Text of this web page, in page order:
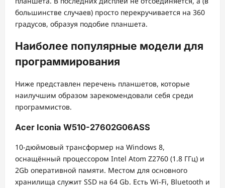
большинстве случаев) просто перекручивается на 360
градусов, образуя подобие планшета.
Наиболее популярные модели для
программирования
Ниже представлен перечень планшетов, которые
наилучшим образом зарекомендовали себя среди
программистов.
Acer Iconia W510-27602G06ASS
10-дюймовый трансформер на Windows 8,
оснащённый процессором Intel Atom Z2760 (1.8 ГГц) и
2Gb оперативной памяти. Местом для основного
хранилища служит SSD на 64 Gb. Есть Wi-Fi, Bluetooth и